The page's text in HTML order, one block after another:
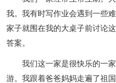
我。我有时写作业会遇到一些
家子就围在我的大桌子前讨论
答案。
我们这一家是很快乐的一
游。我跟着爸爸妈妈走遍了祖